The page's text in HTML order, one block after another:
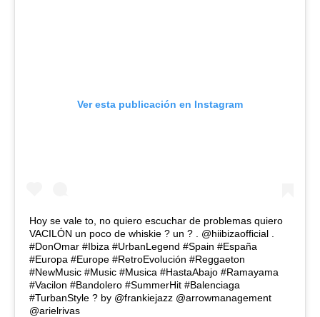
Ver esta publicación en Instagram
Hoy se vale to, no quiero escuchar de problemas quiero
VACILÓN un poco de whiskie ? un ? . @hiibizaofficial .
#DonOmar #Ibiza #UrbanLegend #Spain #España
#Europa #Europe #RetroEvolución #Reggaeton
#NewMusic #Music #Musica #HastaAbajo #Ramayama
#Vacilon #Bandolero #SummerHit #Balenciaga
#TurbanStyle ? by @frankiejazz @arrowmanagement
@arielrivas